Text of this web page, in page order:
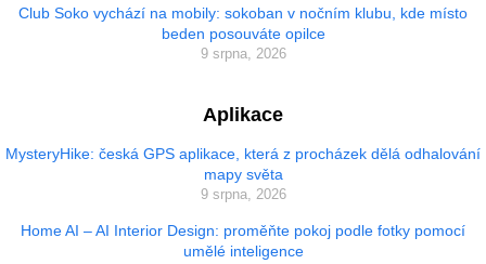
Club Soko vychází na mobily: sokoban v nočním klubu, kde místo
beden posouváte opilce
9 srpna, 2026
Aplikace
MysteryHike: česká GPS aplikace, která z procházek dělá odhalování
mapy světa
9 srpna, 2026
Home AI – AI Interior Design: proměňte pokoj podle fotky pomocí
umělé inteligence